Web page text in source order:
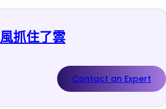
風抓住了雲
Contact an Expert